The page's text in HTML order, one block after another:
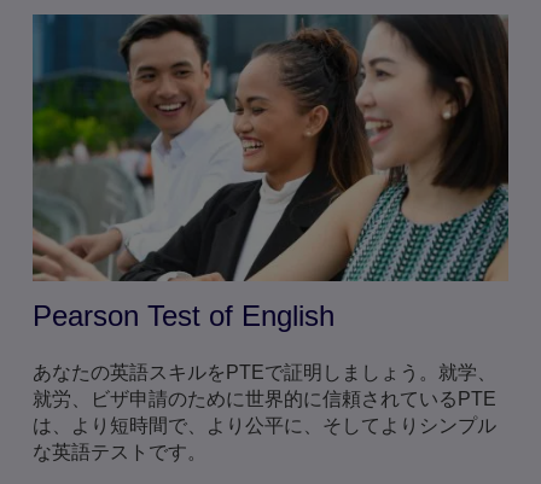
Pearson Test of English
あなたの英語スキルをPTEで証明しましょう。就学、
就労、ビザ申請のために世界的に信頼されているPTE
は、より短時間で、より公平に、そしてよりシンプル
な英語テストです。